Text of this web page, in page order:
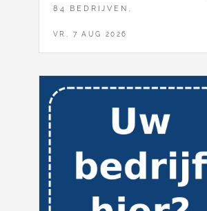
84 BEDRIJVEN,
VR, 7 AUG 2026